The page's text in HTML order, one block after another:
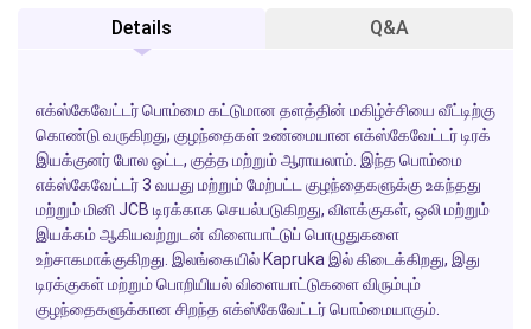
Details Q&A
எக்ஸ்கேவேட்டர் பொம்மை கட்டுமான தளத்தின் மகிழ்ச்சியை வீட்டிற்கு
கொண்டு வருகிறது, குழந்தைகள் உண்மையான எக்ஸ்கேவேட்டர் டிரக்
இயக்குனர் போல ஓட்ட, குத்த மற்றும் ஆராயலாம். இந்த பொம்மை
எக்ஸ்கேவேட்டர் 3 வயது மற்றும் மேற்பட்ட குழந்தைகளுக்கு உகந்தது
மற்றும் மினி JCB டிரக்காக செயல்படுகிறது, விளக்குகள், ஒலி மற்றும்
இயக்கம் ஆகியவற்றுடன் விளையாட்டுப் பொழுதுகளை
உற்சாகமாக்குகிறது. இலங்கையில் Kapruka இல் கிடைக்கிறது, இது
டிரக்குகள் மற்றும் பொறியியல் விளையாட்டுகளை விரும்பும்
குழந்தைகளுக்கான சிறந்த எக்ஸ்கேவேட்டர் பொம்மையாகும்.